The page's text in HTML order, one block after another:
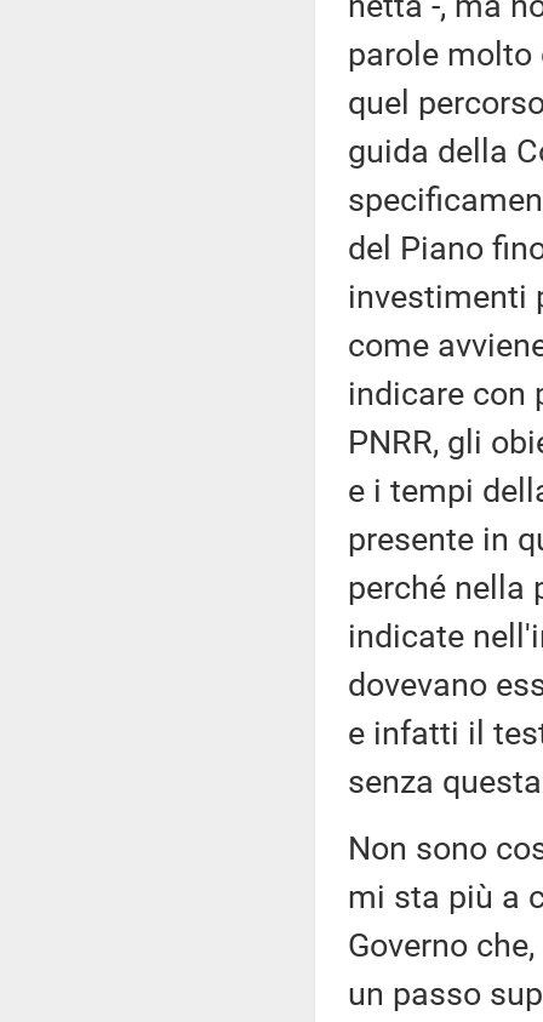
parole molto
quel
guida della
del Piano
investimenti
come
indicare con
PNRR, gli
e i tempi
presente in
perché nella
indicate
dovevano
e infatti il
senza
Non sono
mi sta più a
Governo
un passo